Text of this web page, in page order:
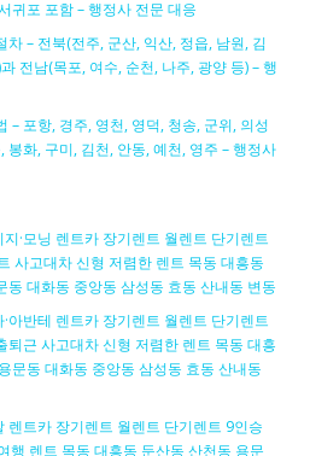
귀포 포함 – 행정사 전문 대응
차 – 전북(전주, 군산, 익산, 정읍, 남원, 김
전남(목포, 여수, 순천, 나주, 광양 등) – 행
– 포항, 경주, 영천, 영덕, 청송, 군위, 의성
봉화, 구미, 김천, 안동, 예천, 영주 – 행정사
·모닝 렌트카 장기렌트 월렌트 단기렌트
사고대차 신형 저렴한 렌트 목동 대흥동
동 대화동 중앙동 삼성동 효동 산내동 변동
아반테 렌트카 장기렌트 월렌트 단기렌트
퇴근 사고대차 신형 저렴한 렌트 목동 대흥
문동 대화동 중앙동 삼성동 효동 산내동
렌트카 장기렌트 월렌트 단기렌트 9인승
행 렌트 목동 대흥동 둔산동 산천동 용문